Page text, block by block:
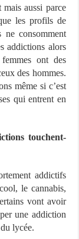
aussi parce
les profils de
ne consomment
addictions alors
ont des
des hommes.
même si c’est
qui entrent en
touchent-
addictifs
le cannabis,
vont avoir
une addiction
lycée.